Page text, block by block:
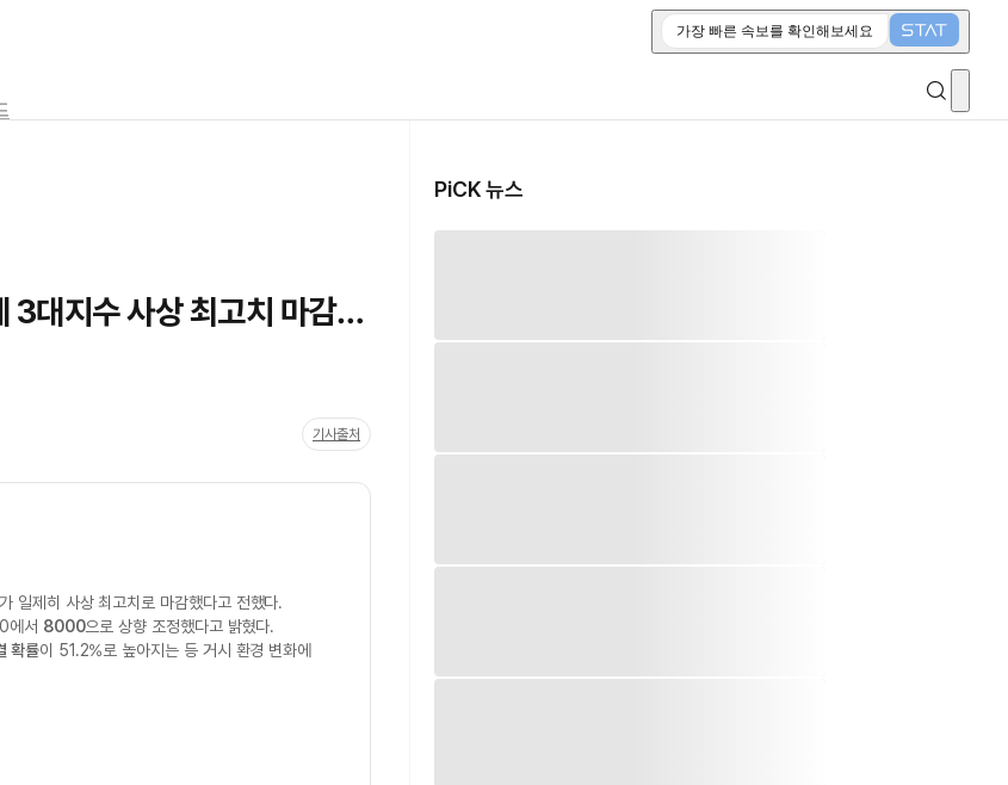
가장 빠른 속보를 확인해보세요
3대지수 사상 최고치 마감…
기사출처
가 일제히 사상 최고치로 마감했다고 전했다.
에서 8000으로 상향 조정했다고 밝혔다.
확률이 51.2%로 높아지는 등 거시 환경 변화에
PiCK 뉴스